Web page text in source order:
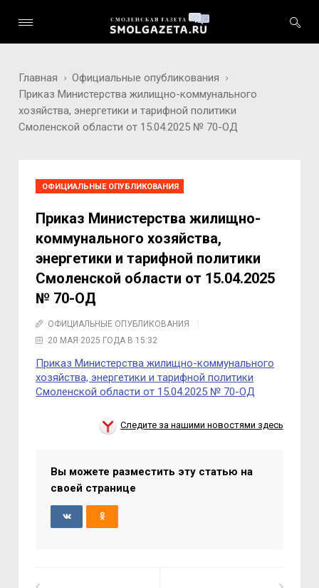
Главная
Официальные опубликования
Приказ Министерства жилищно-коммунального
хозяйства, энергетики и тарифной политики
Смоленской области от 15.04.2025 № 70-ОД
ОФИЦИАЛЬНЫЕ ОПУБЛИКОВАНИЯ
Приказ Министерства жилищно-
коммунального хозяйства,
энергетики и тарифной политики
Смоленской области от 15.04.2025
№ 70-ОД
ОФИЦИАЛЬНЫЕ ОПУБЛИКОВАНИЯ
20 МАЯ 2025 ГОДА В 15:32
Приказ Министерства жилищно-коммунального
хозяйства, энергетики и тарифной политики
Смоленской области от 15.04.2025 № 70-ОД
Следите за нашими новостями здесь
Вы можете разместить эту статью на
своей странице